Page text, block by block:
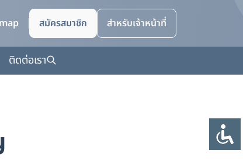
สมัครสมาชิก สำหรับเจ้าหน้าที่
ติดต่อเรา